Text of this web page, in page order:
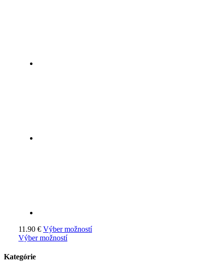
11.90 € Výber možností
Výber možností
Kategórie